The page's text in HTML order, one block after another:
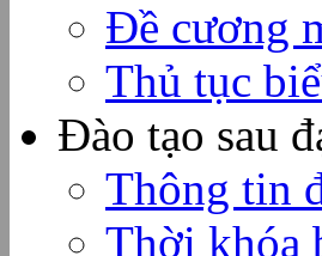
Đề cương
Thủ tục
Đào tạo sau
Thông tin
Thời khóa